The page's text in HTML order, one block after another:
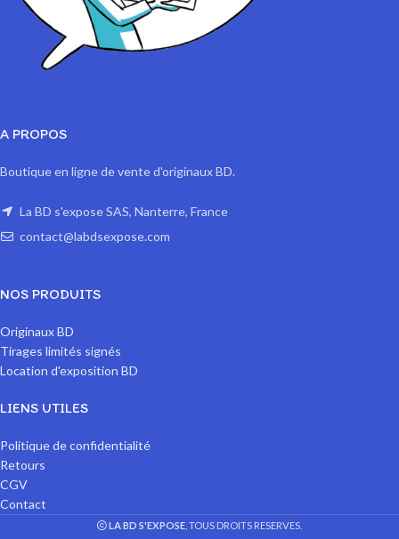
A PROPOS
Boutique en ligne de vente d'originaux BD.
La BD s'expose SAS, Nanterre, France
contact@labdsexpose.com
NOS PRODUITS
Originaux BD
Tirages limités signés
Location d'exposition BD
LIENS UTILES
Politique de confidentialité
Retours
CGV
Contact
LA BD S'EXPOSE , TOUS DROITS RESERVES.